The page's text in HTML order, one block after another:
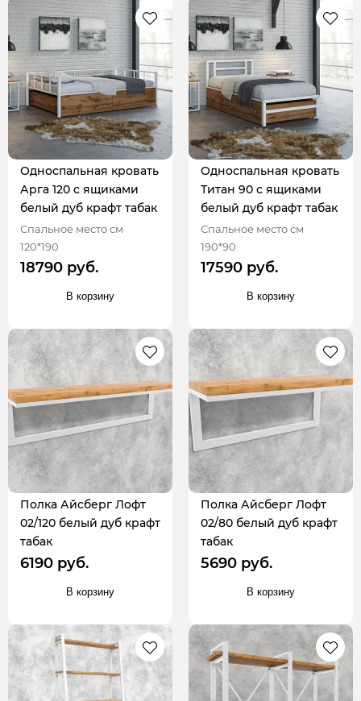
Односпальная кровать
Арга 120 с ящиками
белый дуб крафт табак
Спальное место см
120*190
18790 руб.
В корзину
Односпальная кровать
Титан 90 с ящиками
белый дуб крафт табак
Спальное место см
190*90
17590 руб.
В корзину
Полка Айсберг Лофт
02/120 белый дуб крафт
табак
6190 руб.
В корзину
Полка Айсберг Лофт
02/80 белый дуб крафт
табак
5690 руб.
В корзину